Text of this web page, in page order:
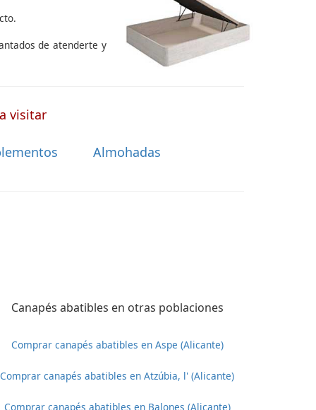
de atenderte y
visitar
Almohadas
Canapés abatibles en otras poblaciones
Comprar canapés abatibles en Aspe (Alicante)
Comprar canapés abatibles en Atzúbia, l' (Alicante)
Comprar canapés abatibles en Balones (Alicante)